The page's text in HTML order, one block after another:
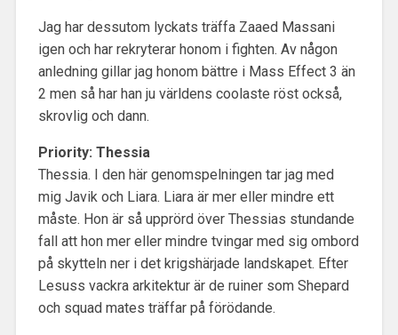
Jag har dessutom lyckats träffa Zaaed Massani
igen och har rekryterar honom i fighten. Av någon
anledning gillar jag honom bättre i Mass Effect 3 än
2 men så har han ju världens coolaste röst också,
skrovlig och dann.
Priority: Thessia
Thessia. I den här genomspelningen tar jag med
mig Javik och Liara. Liara är mer eller mindre ett
måste. Hon är så upprörd över Thessias stundande
fall att hon mer eller mindre tvingar med sig ombord
på skytteln ner i det krigshärjade landskapet. Efter
Lesuss vackra arkitektur är de ruiner som Shepard
och squad mates träffar på förödande.